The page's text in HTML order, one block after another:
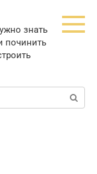
знать
починить